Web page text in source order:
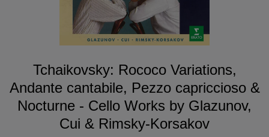
Tchaikovsky: Rococo Variations,
Andante cantabile, Pezzo capriccioso &
Nocturne - Cello Works by Glazunov,
Cui & Rimsky-Korsakov